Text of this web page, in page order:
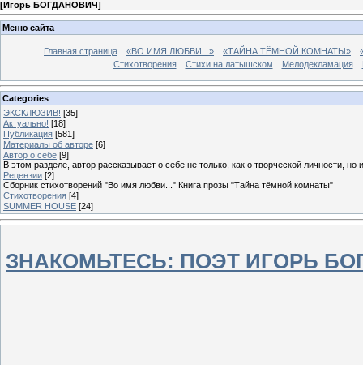
[Игорь БОГДАНОВИЧ]
Меню сайта
Главная страница «ВО ИМЯ ЛЮБВИ...» «ТАЙНА ТЁМНОЙ КОМНАТЫ»
Стихотворения
Стихи на латышском Мелодекламация
Categories
ЭКСКЛЮЗИВ! [35]
Актуально! [18]
Публикация [581]
Материалы об авторе [6]
Автор о себе [9]
В этом разделе, автор рассказывает о себе не только, как о творческой личности,
Рецензии [2]
Сборник стихотворений "Во имя любви..." Книга прозы "Тайна тёмной комнаты"
Стихотворения [4]
SUMMER HOUSE [24]
ЗНАКОМЬТЕСЬ: ПОЭТ ИГОРЬ